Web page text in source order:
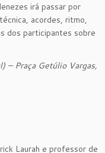
irá passar por
acordes, ritmo,
dos participantes sobre
– Praça Getúlio Vargas,
Laurah e professor de